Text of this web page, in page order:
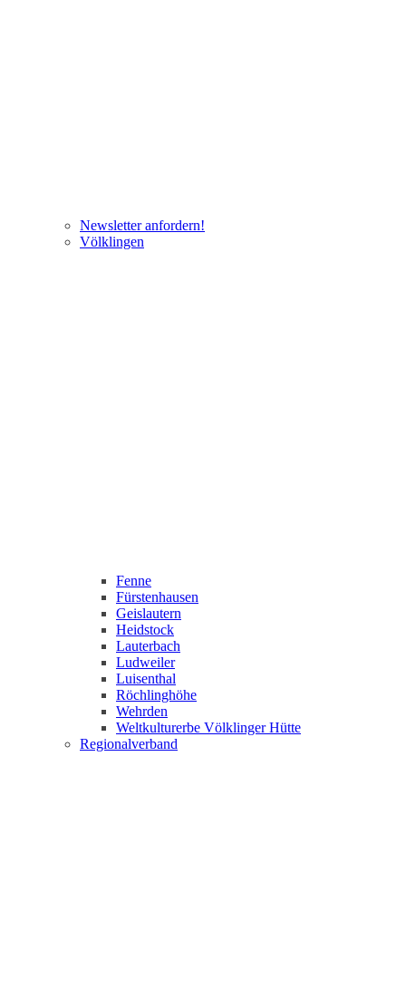
Newsletter anfordern!
Völklingen
Fenne
Fürstenhausen
Geislautern
Heidstock
Lauterbach
Ludweiler
Luisenthal
Röchlinghöhe
Wehrden
Weltkulturerbe Völklinger Hütte
Regionalverband